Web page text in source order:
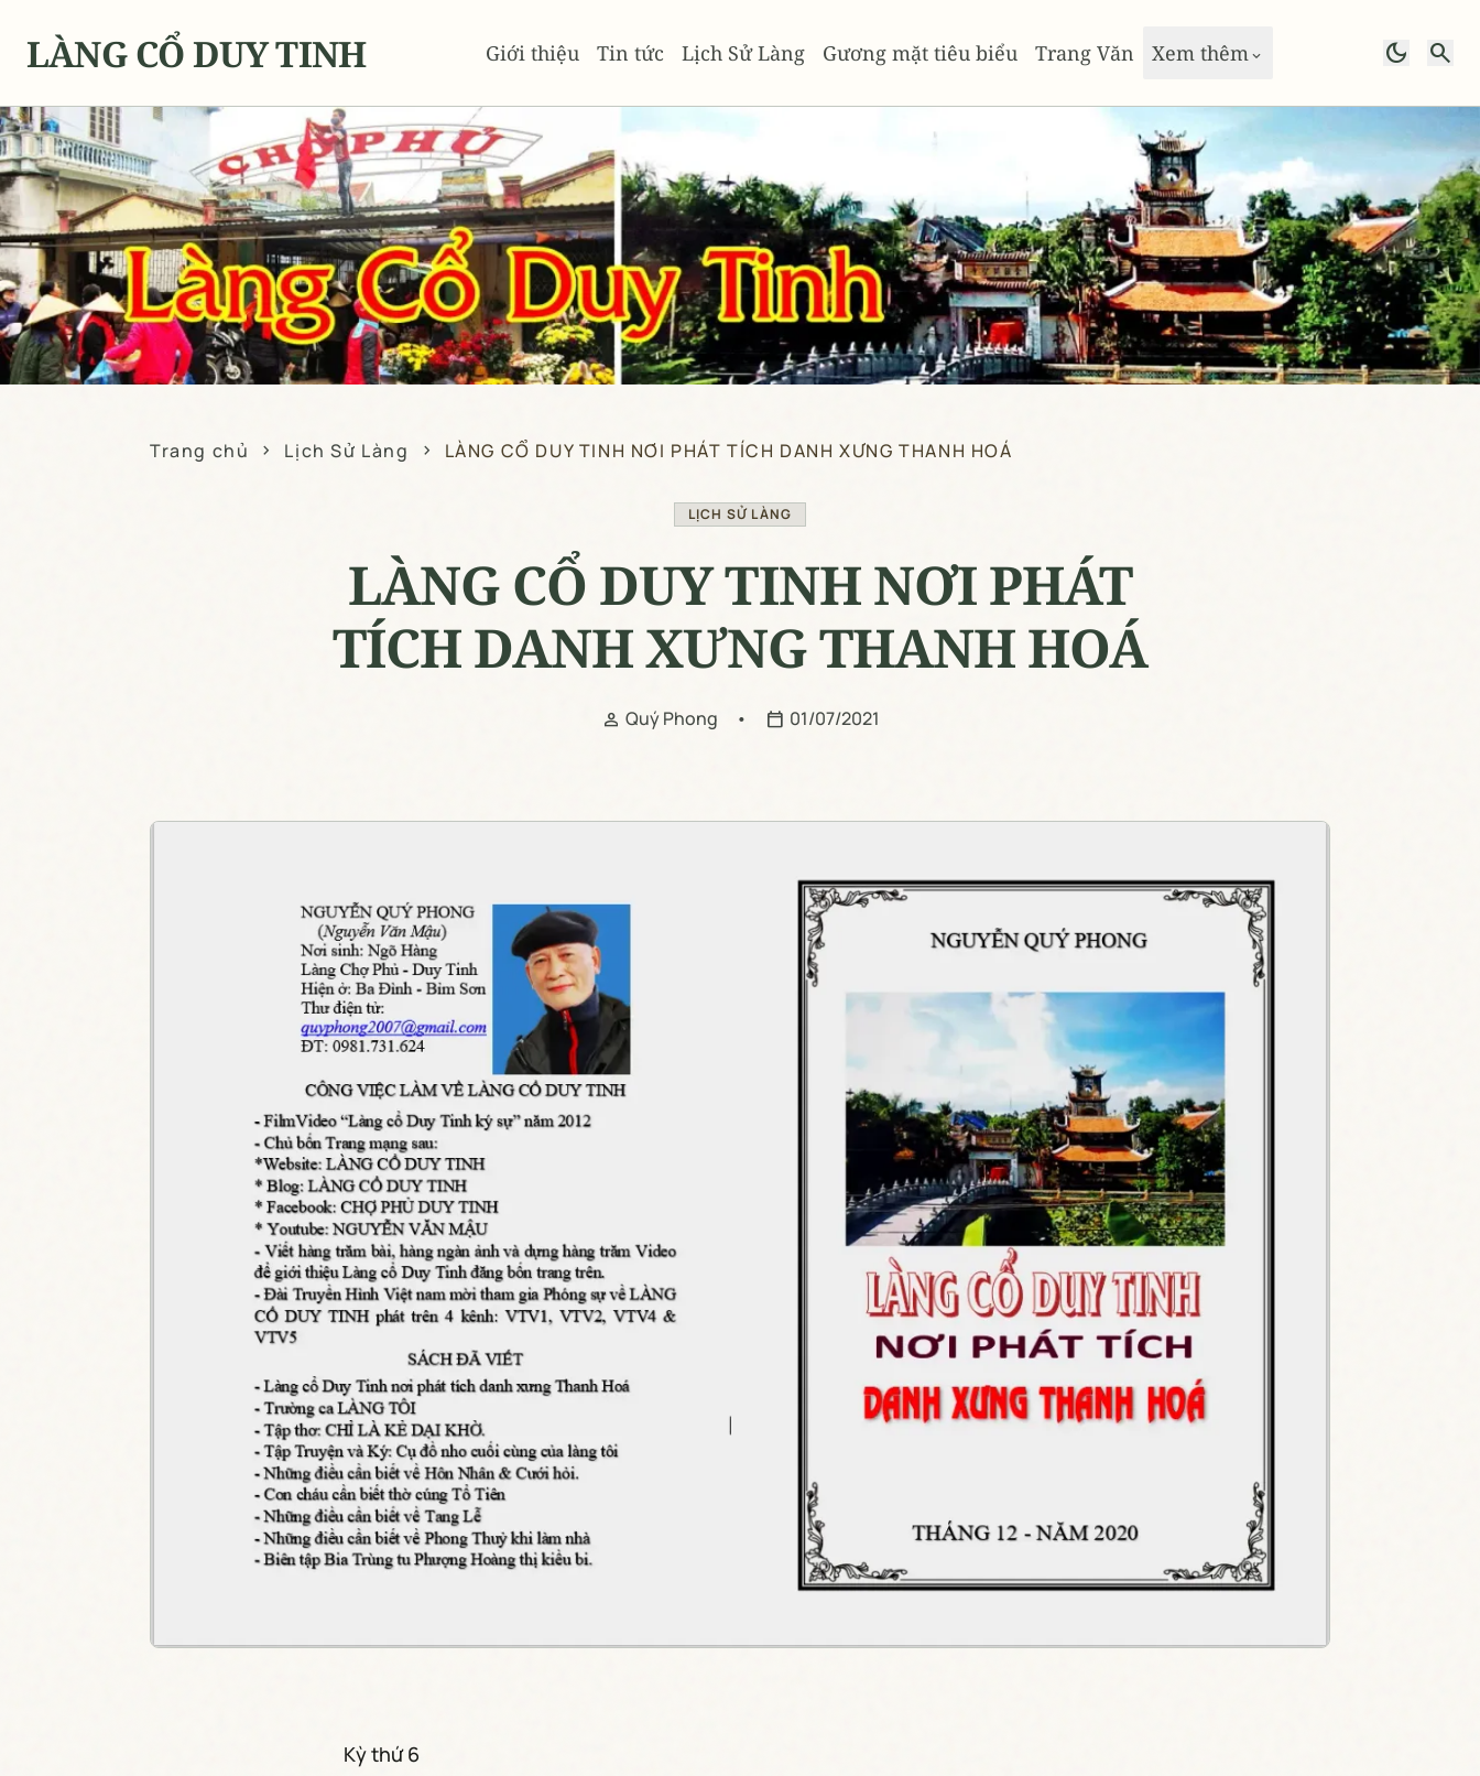
LÀNG CỔ DUY TINH Giới thiệu Tin tức Lịch Sử Làng Gương mặt tiêu biểu Trang Văn Xem thêmkeyboard_arrow_down dark_mode search
Trang chủ chevron_right Lịch Sử Làng chevron_right LÀNG CỔ DUY TINH NƠI PHÁT TÍCH DANH XƯNG THANH HOÁ
LỊCH SỬ LÀNG
LÀNG CỔ DUY TINH NƠI PHÁT
TÍCH DANH XƯNG THANH HOÁ
person Quý Phong • calendar_today 01/07/2021
Kỳ thứ 6